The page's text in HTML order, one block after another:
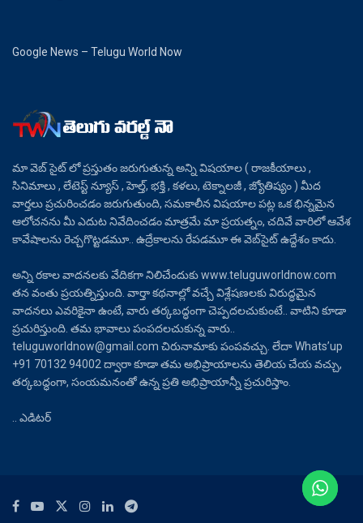
Google News – Telugu World Now
మా వెబ్ సైట్ లో ప్రస్తుతం జరుగుతున్న అన్ని విషయాల ( రాజకీయాలు ,
సినిమాలు , లేటెస్ట్ న్యూస్ , హెల్త్, భక్తి , కళలు, టెక్నాలజీ , జ్యోతిష్యం ) మీద
వార్తలు ప్రచురించడం జరుగుతుంది, సమకాలీన విషయాల పట్ల ఒక భిన్నమైన
ఆలోచనను మీ ఎదుట నివేదించడం మాత్రమే మా ప్రయత్నం, చదివే వారిలో ఆవేశ
కావేషాలను రెచ్చగొట్టడమూ.. ఉద్రేకాలను రేపడమూ ఈ వెబ్‌సైట్ ఉద్దేశం కాదు.
అన్ని రకాల వాదనలకు వేదికగా నిలిచేందుకు www.teluguworldnow.com
తన వంతు ప్రయత్నిస్తుంది. వార్తా కథనాల్లో వచ్చే విశ్లేషణలకు విరుద్ధమైన
వాదనలు ఎవరికైనా ఉంటే, వారు తర్కబద్ధంగా చెప్పదలచుకుంటే.. వాటిని కూడా
ప్రచురిస్తుంది. తమ భావాలు పంపదలచుకున్న వారు..
teluguworldnow@gmail.com చిరునామాకు పంపవచ్చు. లేదా Whats’up
+91 70132 94002 ద్వారా కూడా తమ అభిప్రాయాలను తెలియ చేయ వచ్చు,
తర్కబద్ధంగా, సంయమనంతో ఉన్న ప్రతి అభిప్రాయాన్నీ ప్రచురిస్తాం.
.. ఎడిటర్